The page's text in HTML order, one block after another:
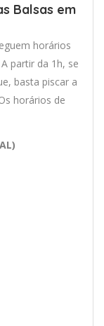
Balsas em
horários
partir da 1h, se
basta piscar a
horários de